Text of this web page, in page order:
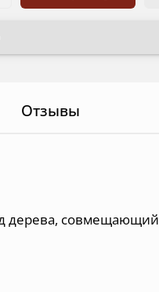
Отзывы
дерева, совмещающий